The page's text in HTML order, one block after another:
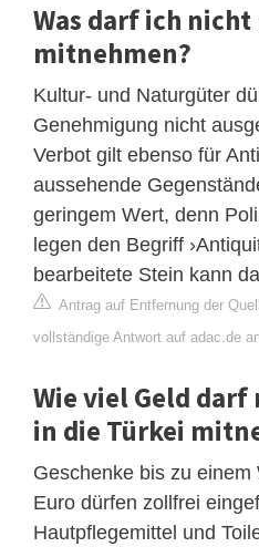
Was darf ich nicht
mitnehmen?
Kultur- und Naturgüter
Genehmigung nicht
Verbot gilt ebenso für
aussehende
geringem Wert, denn
legen den Begriff
bearbeitete Stein kann
Antrag auf Entfernung der
vollständige Antwort auf adac.de
Wie viel Geld darf
in die Türkei
Geschenke bis zu einem
Euro dürfen zollfrei
Hautpflegemittel und